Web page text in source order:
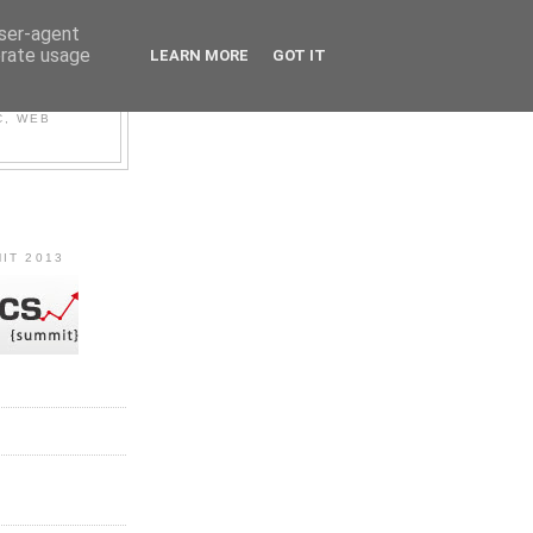
WEB
2013
agent
usage
LEARN MORE GOT IT